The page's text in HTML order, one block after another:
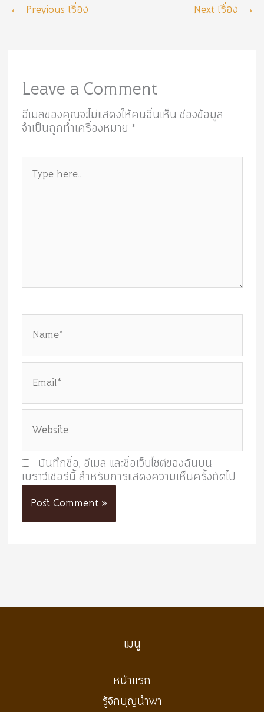
← Previous เรื่อง Next เรื่อง →
Leave a Comment
อีเมลของคุณจะไม่แสดงให้คนอื่นเห็น ช่องข้อมูล
จำเป็นถูกทำเครื่องหมาย *
Type
here..
Name*
Email*
Website
บันทึกชื่อ, อีเมล และชื่อเว็บไซต์ของฉันบน
เบราว์เซอร์นี้ สำหรับการแสดงความเห็นครั้งถัดไป
เมนู
หน้าเเรก
รู้จักบุญนำพา